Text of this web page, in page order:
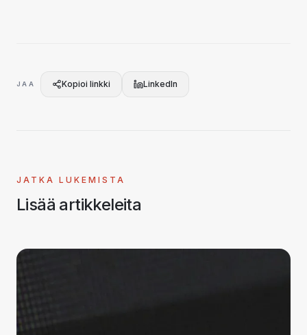
JAA Kopioi linkki LinkedIn
JATKA LUKEMISTA
Lisää artikkeleita